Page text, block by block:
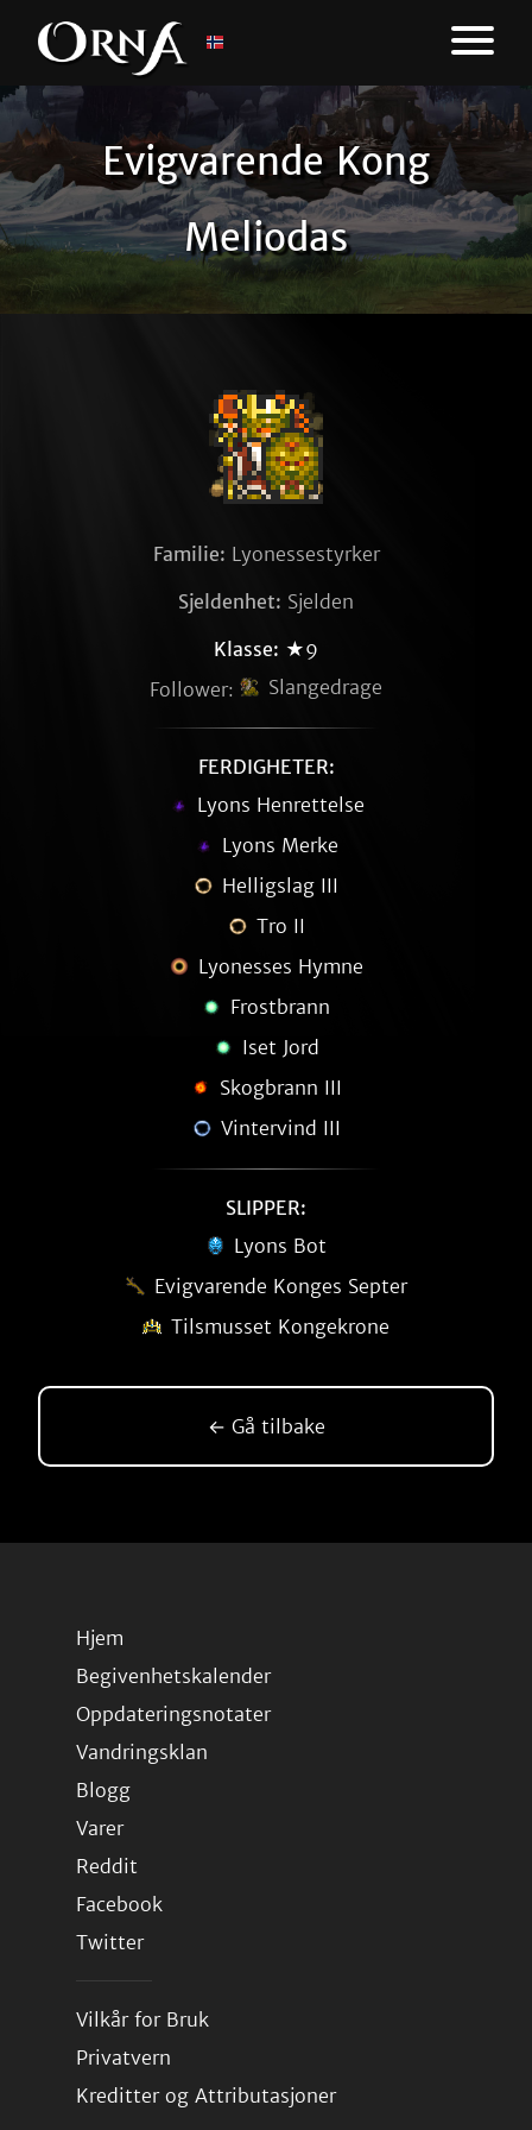
Evigvarende Kong
Meliodas
Familie: Lyonessestyrker
Sjeldenhet: Sjelden
Klasse: ★9
Follower:
Slangedrage
FERDIGHETER:
Lyons Henrettelse
Lyons Merke
Helligslag III
Tro II
Lyonesses Hymne
Frostbrann
Iset Jord
Skogbrann III
Vintervind III
SLIPPER:
Lyons Bot
Evigvarende Konges Septer
Tilsmusset Kongekrone
← Gå tilbake
Hjem
Begivenhetskalender
Oppdateringsnotater
Vandringsklan
Blogg
Varer
Reddit
Facebook
Twitter
Vilkår for Bruk
Privatvern
Kreditter og Attributasjoner